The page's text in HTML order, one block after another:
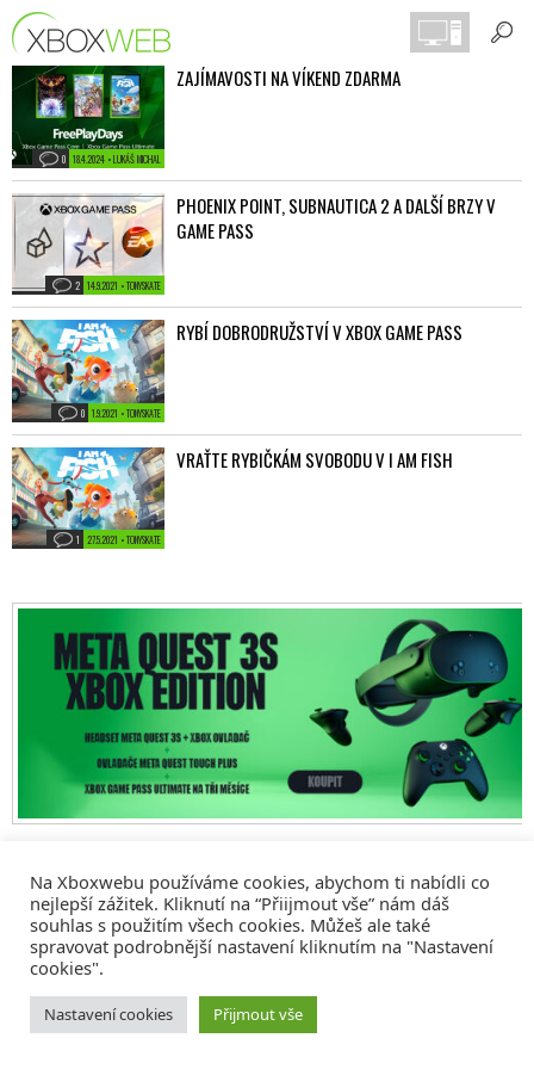
18.4.2024 • LUKÁŠ MICHAL
0
ZAJÍMAVOSTI NA VÍKEND ZDARMA
14.9.2021 • TONYSKATE
2
PHOENIX POINT, SUBNAUTICA 2 A DALŠÍ BRZY V
GAME PASS
1.9.2021 • TONYSKATE
0
RYBÍ DOBRODRUŽSTVÍ V XBOX GAME PASS
27.5.2021 • TONYSKATE
1
VRAŤTE RYBIČKÁM SVOBODU V I AM FISH
Tvorba webů a sociální služby
Reklama – Inzerce –
Na Xboxwebu používáme cookies, abychom ti nabídli co
nejlepší zážitek. Kliknutí na “Přiijmout vše” nám dáš
souhlas s použitím všech cookies. Můžeš ale také
spravovat podrobnější nastavení kliknutím na "Nastavení
cookies".
Nastavení cookies Přijmout vše